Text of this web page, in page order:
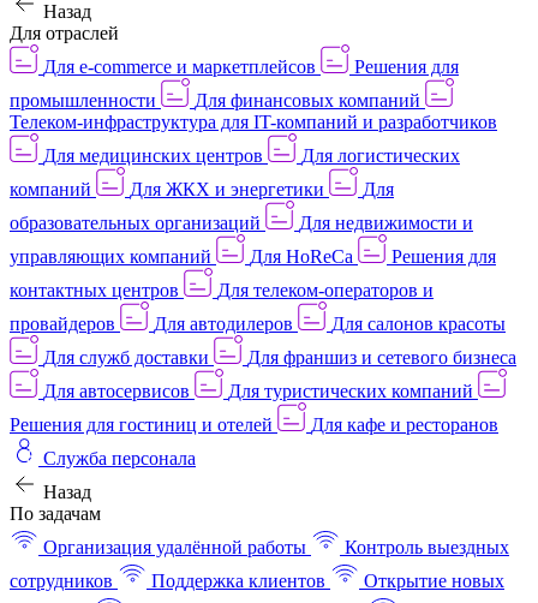
Назад
Для отраслей
Для e-commerce и маркетплейсов
Решения для
промышленности
Для финансовых компаний
Телеком-инфраструктура для IT-компаний и разработчиков
Для медицинских центров
Для логистических
компаний
Для ЖКХ и энергетики
Для
образовательных организаций
Для недвижимости и
управляющих компаний
Для HoReCa
Решения для
контактных центров
Для телеком-операторов и
провайдеров
Для автодилеров
Для салонов красоты
Для служб доставки
Для франшиз и сетевого бизнеса
Для автосервисов
Для туристических компаний
Решения для гостиниц и отелей
Для кафе и ресторанов
Служба персонала
Назад
По задачам
Организация удалённой работы
Контроль выездных
сотрудников
Поддержка клиентов
Открытие новых